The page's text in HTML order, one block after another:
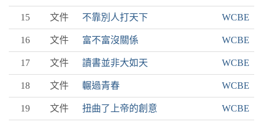
15 文件 不靠別人打天下 WCBE
16 文件 富不富沒關係 WCBE
17 文件 讀書並非大如天 WCBE
18 文件 輾過青春 WCBE
19 文件 扭曲了上帝的創意 WCBE